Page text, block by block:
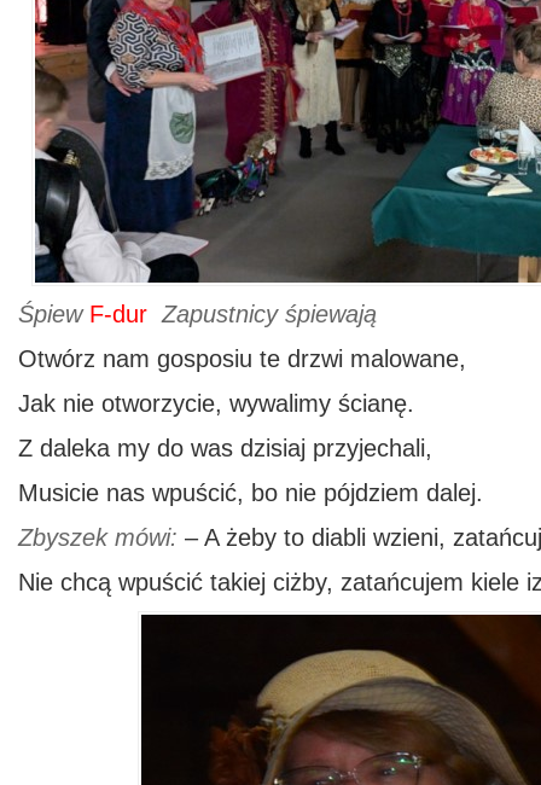
Śpiew F-dur Zapustnicy śpiewają
Otwórz nam gosposiu te drzwi malowane,
Jak nie otworzycie, wywalimy ścianę.
Z daleka my do was dzisiaj przyjechali,
Musicie nas wpuścić, bo nie pójdziem dalej.
Zbyszek mówi: – A żeby to diabli wzieni,
Nie chcą wpuścić takiej ciżby, zatańcujem kiele